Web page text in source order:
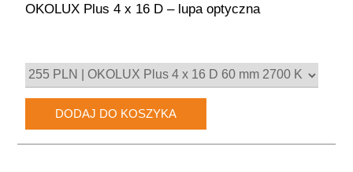
OKOLUX Plus 4 x 16 D – lupa optyczna